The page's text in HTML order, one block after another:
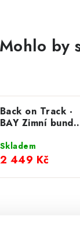
Mohlo by
Back on Track -
BAY Zimní bunda
ocas
Skladem
2 449 Kč